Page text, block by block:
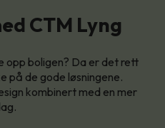
CTM Lyng
opp boligen? Da er det rett
på de gode løsningene.
kombinert med en mer